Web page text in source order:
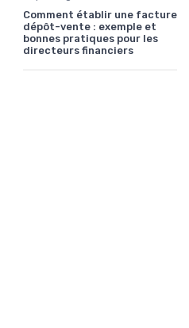
Comment établir une facture
dépôt-vente : exemple et
bonnes pratiques pour les
directeurs financiers